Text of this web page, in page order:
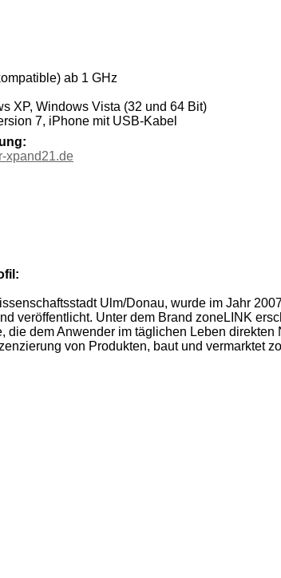
ab 1 GHz
XP, Windows Vista (32 und 64 Bit)
7, iPhone mit USB-Kabel
xpand21.de
Ulm/Donau, wurde im Jahr
veröffentlicht. Unter dem Brand zoneLINK
die dem Anwender im täglichen Leben
von Produkten, baut und vermarktet